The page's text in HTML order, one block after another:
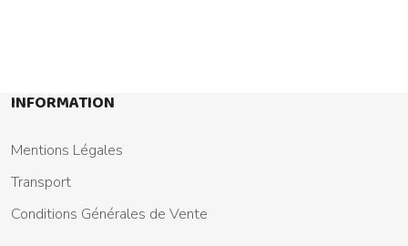
INFORMATION
Mentions Légales
Transport
Conditions Générales de Vente